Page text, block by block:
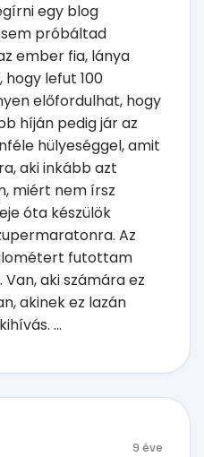
egy blog
próbáltad
ember fia, lánya
lefut 100
előfordulhat, hogy
híján pedig jár az
hülyeséggel, amit
aki inkább azt
miért nem írsz
óta készülök
Az
futottam
aki számára ez
akinek ez lazán
...
9 éve